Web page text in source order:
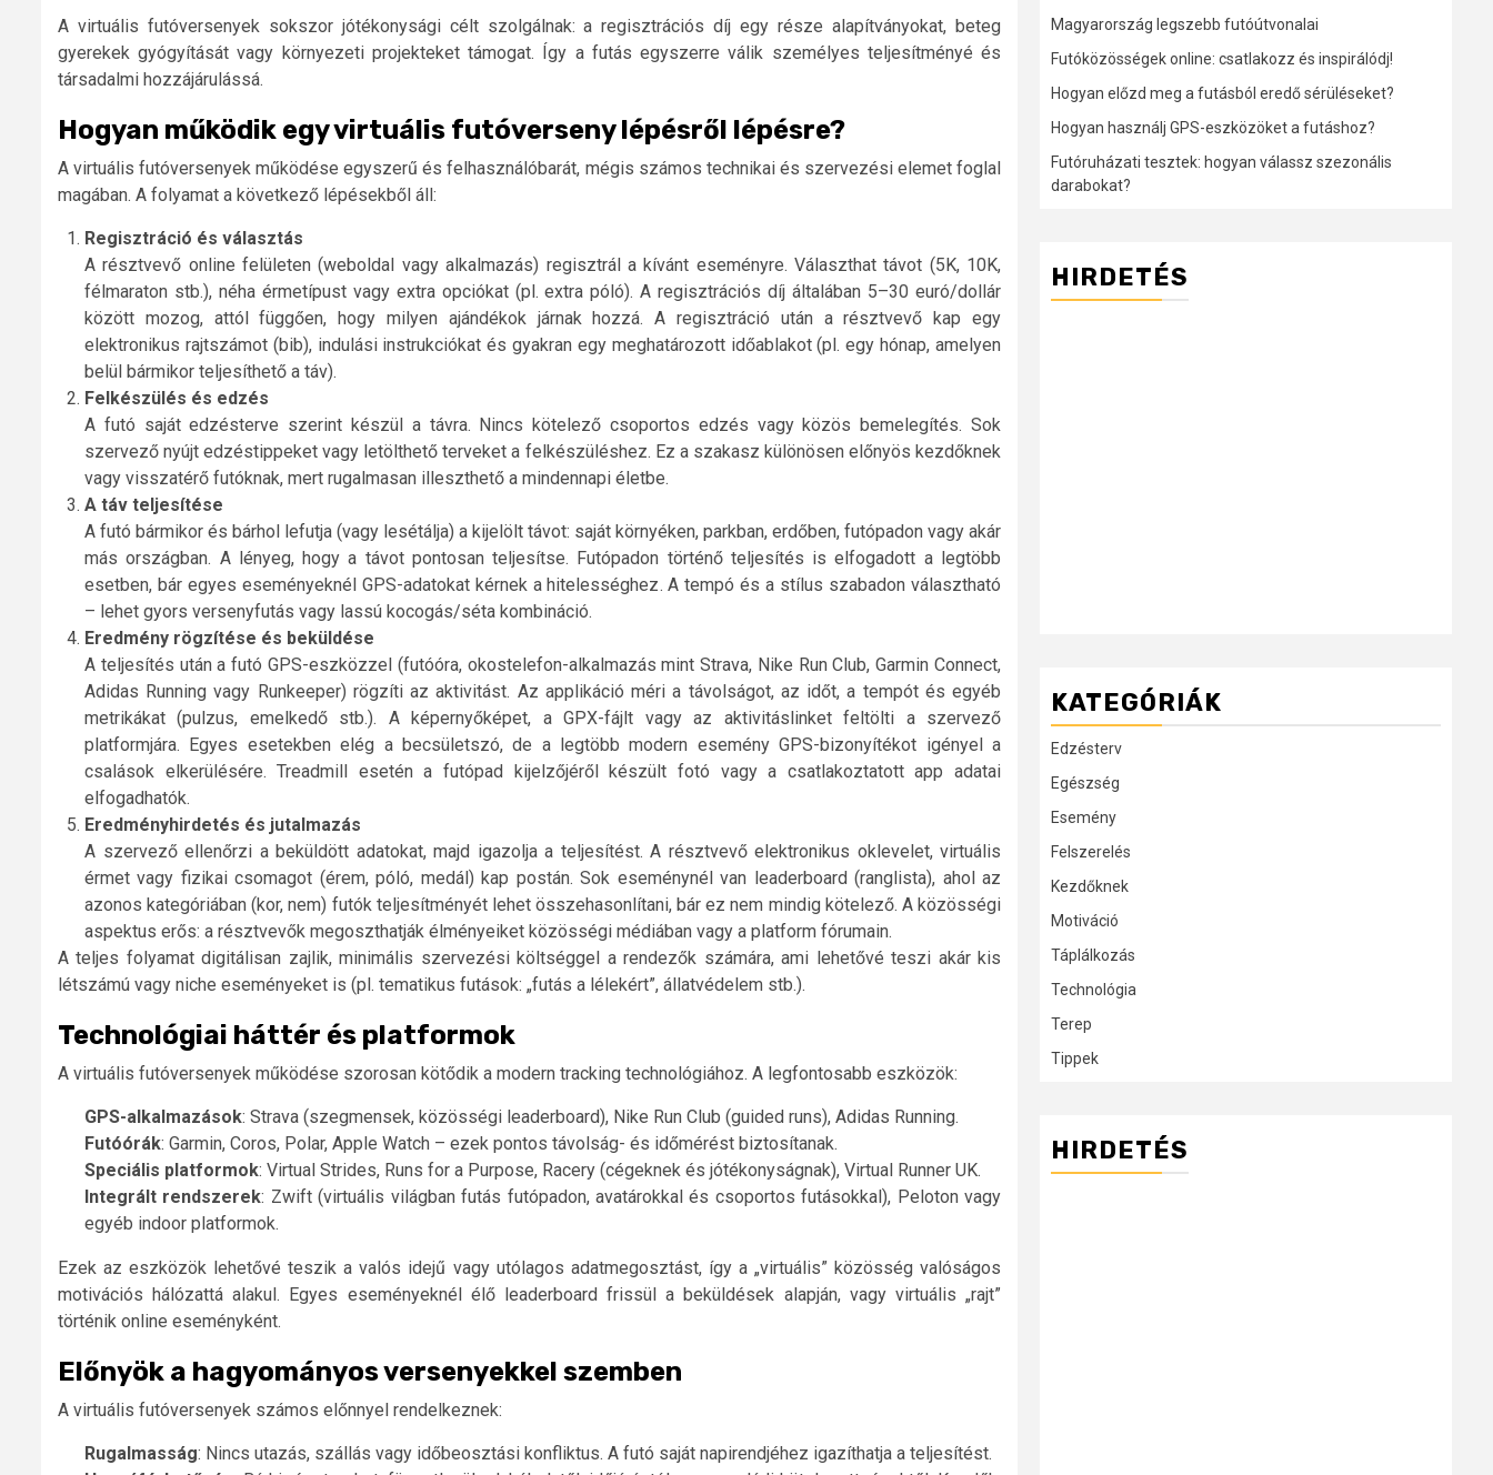
A virtuális futóversenyek sokszor jótékonysági célt szolgálnak: a regisztrációs díj egy része alapítványokat, beteg
gyerekek gyógyítását vagy környezeti projekteket támogat. Így a futás egyszerre válik személyes teljesítményé és
társadalmi hozzájárulássá.
Hogyan működik egy virtuális futóverseny lépésről lépésre?
A virtuális futóversenyek működése egyszerű és felhasználóbarát, mégis számos technikai és szervezési elemet foglal
magában. A folyamat a következő lépésekből áll:
Regisztráció és választás
A résztvevő online felületen (weboldal vagy alkalmazás) regisztrál a kívánt eseményre. Választhat távot (5K, 10K,
félmaraton stb.), néha érmetípust vagy extra opciókat (pl. extra póló). A regisztrációs díj általában 5–30 euró/dollár
között mozog, attól függően, hogy milyen ajándékok járnak hozzá. A regisztráció után a résztvevő kap egy
elektronikus rajtszámot (bib), indulási instrukciókat és gyakran egy meghatározott időablakot (pl. egy hónap, amelyen
belül bármikor teljesíthető a táv).
Felkészülés és edzés
A futó saját edzésterve szerint készül a távra. Nincs kötelező csoportos edzés vagy közös bemelegítés. Sok
szervező nyújt edzéstippeket vagy letölthető terveket a felkészüléshez. Ez a szakasz különösen előnyös kezdőknek
vagy visszatérő futóknak, mert rugalmasan illeszthető a mindennapi életbe.
A táv teljesítése
A futó bármikor és bárhol lefutja (vagy lesétálja) a kijelölt távot: saját környéken, parkban, erdőben, futópadon vagy akár
más országban. A lényeg, hogy a távot pontosan teljesítse. Futópadon történő teljesítés is elfogadott a legtöbb
esetben, bár egyes eseményeknél GPS-adatokat kérnek a hitelességhez. A tempó és a stílus szabadon választható
– lehet gyors versenyfutás vagy lassú kocogás/séta kombináció.
Eredmény rögzítése és beküldése
A teljesítés után a futó GPS-eszközzel (futóóra, okostelefon-alkalmazás mint Strava, Nike Run Club, Garmin Connect,
Adidas Running vagy Runkeeper) rögzíti az aktivitást. Az applikáció méri a távolságot, az időt, a tempót és egyéb
metrikákat (pulzus, emelkedő stb.). A képernyőképet, a GPX-fájlt vagy az aktivitáslinket feltölti a szervező
platformjára. Egyes esetekben elég a becsületszó, de a legtöbb modern esemény GPS-bizonyítékot igényel a
csalások elkerülésére. Treadmill esetén a futópad kijelzőjéről készült fotó vagy a csatlakoztatott app adatai
elfogadhatók.
Eredményhirdetés és jutalmazás
A szervező ellenőrzi a beküldött adatokat, majd igazolja a teljesítést. A résztvevő elektronikus oklevelet, virtuális
érmet vagy fizikai csomagot (érem, póló, medál) kap postán. Sok eseménynél van leaderboard (ranglista), ahol az
azonos kategóriában (kor, nem) futók teljesítményét lehet összehasonlítani, bár ez nem mindig kötelező. A közösségi
aspektus erős: a résztvevők megoszthatják élményeiket közösségi médiában vagy a platform fórumain.
A teljes folyamat digitálisan zajlik, minimális szervezési költséggel a rendezők számára, ami lehetővé teszi akár kis
létszámú vagy niche eseményeket is (pl. tematikus futások: „futás a lélekért”, állatvédelem stb.).
Technológiai háttér és platformok
A virtuális futóversenyek működése szorosan kötődik a modern tracking technológiához. A legfontosabb eszközök:
GPS-alkalmazások: Strava (szegmensek, közösségi leaderboard), Nike Run Club (guided runs), Adidas Running.
Futóórák: Garmin, Coros, Polar, Apple Watch – ezek pontos távolság- és időmérést biztosítanak.
Speciális platformok: Virtual Strides, Runs for a Purpose, Racery (cégeknek és jótékonyságnak), Virtual Runner UK.
Integrált rendszerek: Zwift (virtuális világban futás futópadon, avatárokkal és csoportos futásokkal), Peloton vagy
egyéb indoor platformok.
Ezek az eszközök lehetővé teszik a valós idejű vagy utólagos adatmegosztást, így a „virtuális” közösség valóságos
motivációs hálózattá alakul. Egyes eseményeknél élő leaderboard frissül a beküldések alapján, vagy virtuális „rajt”
történik online eseményként.
Előnyök a hagyományos versenyekkel szemben
A virtuális futóversenyek számos előnnyel rendelkeznek:
Rugalmasság: Nincs utazás, szállás vagy időbeosztási konfliktus. A futó saját napirendjéhez igazíthatja a teljesítést.
Magyarország legszebb futóútvonalai
Futóközösségek online: csatlakozz és inspirálódj!
Hogyan előzd meg a futásból eredő sérüléseket?
Hogyan használj GPS-eszközöket a futáshoz?
Futóruházati tesztek: hogyan válassz szezonális
darabokat?
HIRDETÉS
KATEGÓRIÁK
Edzésterv
Egészség
Esemény
Felszerelés
Kezdőknek
Motiváció
Táplálkozás
Technológia
Terep
Tippek
HIRDETÉS